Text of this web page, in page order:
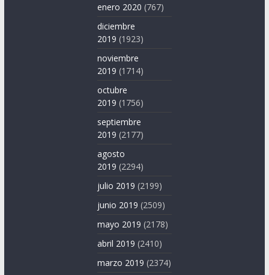
enero 2020 (767)
diciembre
2019 (1923)
noviembre
2019 (1714)
octubre
2019 (1756)
septiembre
2019 (2177)
agosto
2019 (2294)
julio 2019 (2199)
junio 2019 (2509)
mayo 2019 (2178)
abril 2019 (2410)
marzo 2019 (2374)